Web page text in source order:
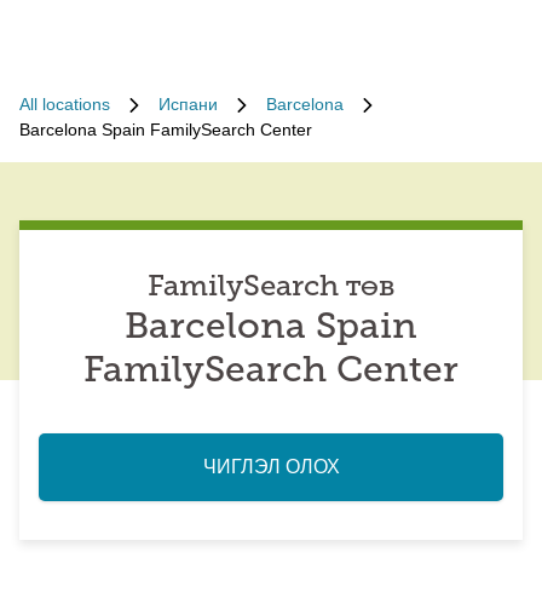
All locations Испани
Barcelona
Barcelona Spain FamilySearch Center
FamilySearch төв
Barcelona Spain
FamilySearch Center
ЧИГЛЭЛ ОЛОХ